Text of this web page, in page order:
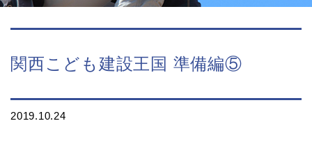
関西こども建設王国 準備編⑤
2019.10.24